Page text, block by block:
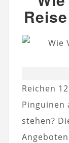
Reichen
Pinguinen
stehen?